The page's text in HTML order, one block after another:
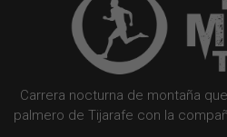
Carrera nocturna de montaña
palmero de Tijarafe con la